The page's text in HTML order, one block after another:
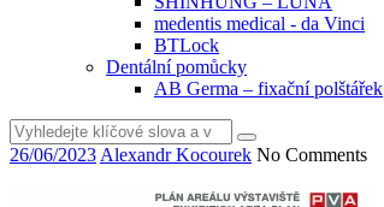
medentis medical - da Vinci
BTLock
Dentální pomůcky
AB Germa – fixační polštářek
Vyhledat
26/06/2023 Alexandr Kocourek No Comments